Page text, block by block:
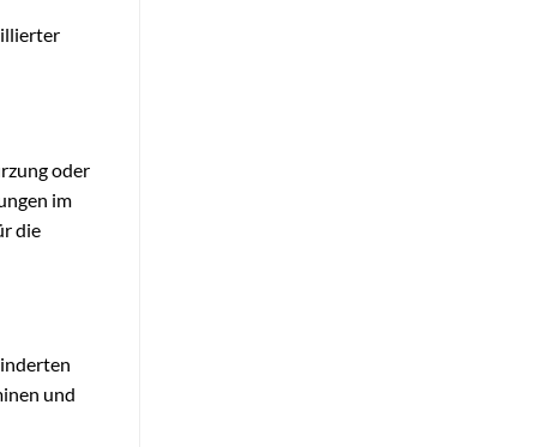
oder
im
die
und